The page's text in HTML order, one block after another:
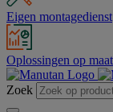
Eigen montagedienst
Oplossingen op maat
Zoek